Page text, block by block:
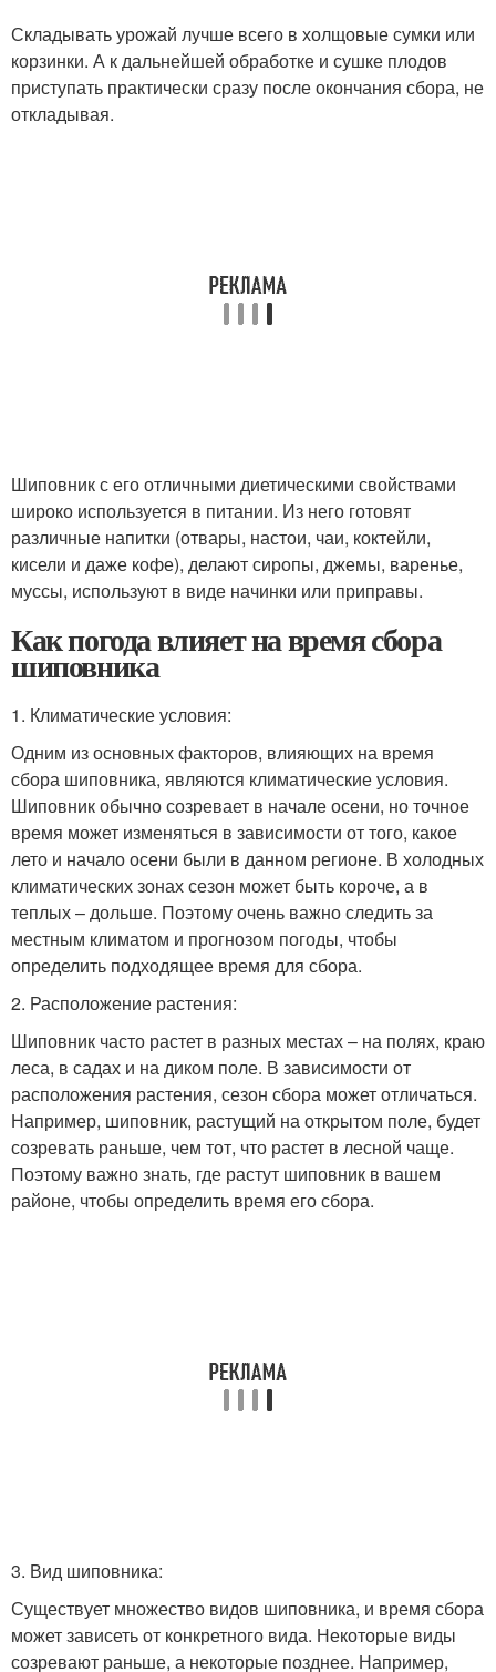
Складывать урожай лучше всего в холщовые сумки или
корзинки. А к дальнейшей обработке и сушке плодов
приступать практически сразу после окончания сбора, не
откладывая.
Шиповник с его отличными диетическими свойствами
широко используется в питании. Из него готовят
различные напитки (отвары, настои, чаи, коктейли,
кисели и даже кофе), делают сиропы, джемы, варенье,
муссы, используют в виде начинки или приправы.
Как погода влияет на время сбора
шиповника
1. Климатические условия:
Одним из основных факторов, влияющих на время
сбора шиповника, являются климатические условия.
Шиповник обычно созревает в начале осени, но точное
время может изменяться в зависимости от того, какое
лето и начало осени были в данном регионе. В холодных
климатических зонах сезон может быть короче, а в
теплых – дольше. Поэтому очень важно следить за
местным климатом и прогнозом погоды, чтобы
определить подходящее время для сбора.
2. Расположение растения:
Шиповник часто растет в разных местах – на полях, краю
леса, в садах и на диком поле. В зависимости от
расположения растения, сезон сбора может отличаться.
Например, шиповник, растущий на открытом поле, будет
созревать раньше, чем тот, что растет в лесной чаще.
Поэтому важно знать, где растут шиповник в вашем
районе, чтобы определить время его сбора.
3. Вид шиповника:
Существует множество видов шиповника, и время сбора
может зависеть от конкретного вида. Некоторые виды
созревают раньше, а некоторые позднее. Например,